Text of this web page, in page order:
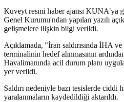
Kuveyt resmi haber ajansı KUNA'ya
Genel Kurumu'ndan yapılan yazılı
gelişmelere ilişkin bilgi verildi.
Açıklamada, "İran saldırısında İHA
terminalinin hedef alınmasının
Havalimanında acil durum planı
yer verildi.
Saldırı nedeniyle bazı tesislerde ciddi
yaralanmaların kaydedildiği aktarıldı.